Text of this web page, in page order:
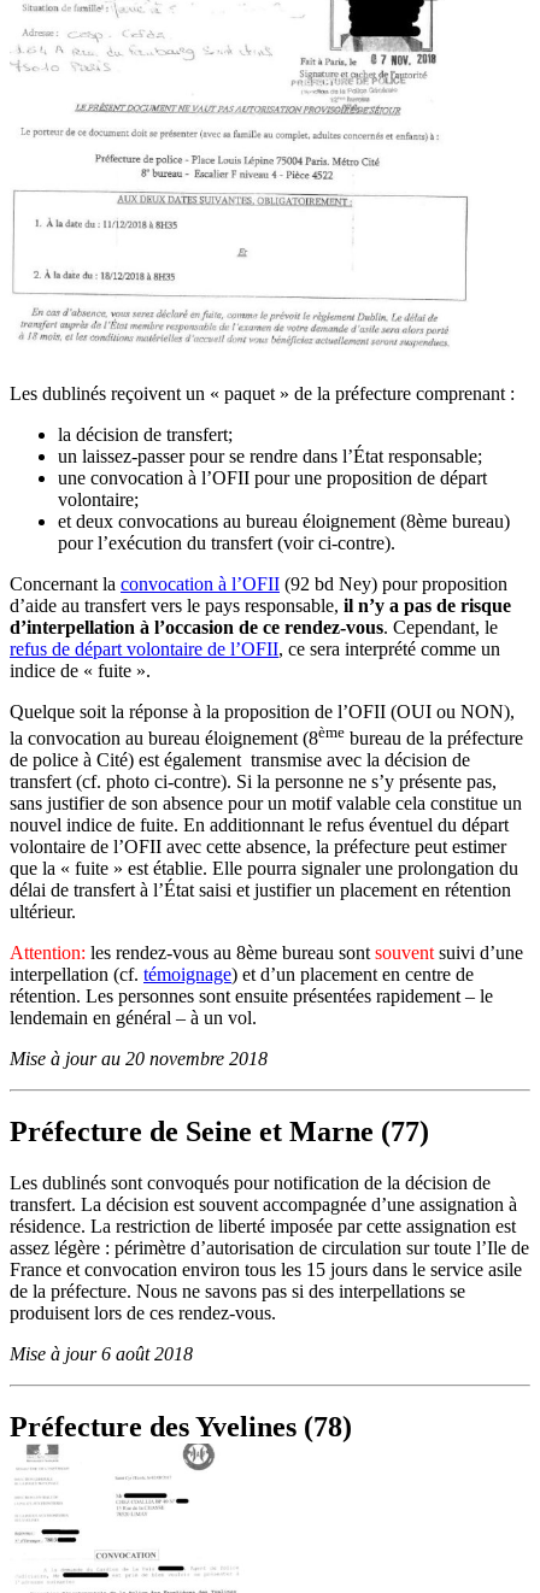
Les dublinés reçoivent un « paquet » de la préfecture comprenant :
la décision de transfert;
un laissez-passer pour se rendre dans l’État responsable;
une convocation à l’OFII pour une proposition de départ
volontaire;
et deux convocations au bureau éloignement (8ème bureau)
pour l’exécution du transfert (voir ci-contre).
Concernant la convocation à l’OFII (92 bd Ney) pour proposition
d’aide au transfert vers le pays responsable, il n’y a pas de risque
d’interpellation à l’occasion de ce rendez-vous. Cependant, le
refus de départ volontaire de l’OFII, ce sera interprété comme un
indice de « fuite ».
Quelque soit la réponse à la proposition de l’OFII (OUI ou NON),
la convocation au bureau éloignement (8ème bureau de la préfecture
de police à Cité) est également transmise avec la décision de
transfert (cf. photo ci-contre). Si la personne ne s’y présente pas,
sans justifier de son absence pour un motif valable cela constitue un
nouvel indice de fuite. En additionnant le refus éventuel du départ
volontaire de l’OFII avec cette absence, la préfecture peut estimer
que la « fuite » est établie. Elle pourra signaler une prolongation du
délai de transfert à l’État saisi et justifier un placement en rétention
ultérieur.
Attention: les rendez-vous au 8ème bureau sont souvent suivi d’une
interpellation (cf. témoignage) et d’un placement en centre de
rétention. Les personnes sont ensuite présentées rapidement – le
lendemain en général – à un vol.
Mise à jour au 20 novembre 2018
Préfecture de Seine et Marne (77)
Les dublinés sont convoqués pour notification de la décision de
transfert. La décision est souvent accompagnée d’une assignation à
résidence. La restriction de liberté imposée par cette assignation est
assez légère : périmètre d’autorisation de circulation sur toute l’Ile de
France et convocation environ tous les 15 jours dans le service asile
de la préfecture. Nous ne savons pas si des interpellations se
produisent lors de ces rendez-vous.
Mise à jour 6 août 2018
Préfecture des Yvelines (78)